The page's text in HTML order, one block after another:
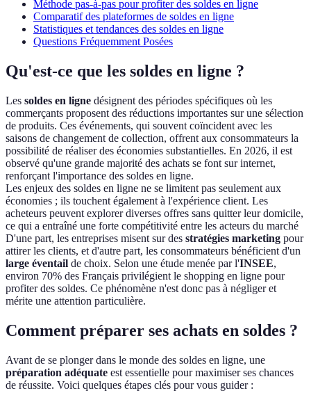
Méthode pas-à-pas pour profiter des soldes en ligne
Comparatif des plateformes de soldes en ligne
Statistiques et tendances des soldes en ligne
Questions Fréquemment Posées
Qu'est-ce que les soldes en ligne ?
Les soldes en ligne désignent des périodes spécifiques où les
commerçants proposent des réductions importantes sur une sélection
de produits. Ces événements, qui souvent coïncident avec les
saisons de changement de collection, offrent aux consommateurs la
possibilité de réaliser des économies substantielles. En 2026, il est
observé qu'une grande majorité des achats se font sur internet,
renforçant l'importance des soldes en ligne.
Les enjeux des soldes en ligne ne se limitent pas seulement aux
économies ; ils touchent également à l'expérience client. Les
acheteurs peuvent explorer diverses offres sans quitter leur domicile,
ce qui a entraîné une forte compétitivité entre les acteurs du marché
D'une part, les entreprises misent sur des stratégies marketing pour
attirer les clients, et d'autre part, les consommateurs bénéficient d'un
large éventail de choix. Selon une étude menée par l'INSEE,
environ 70% des Français privilégient le shopping en ligne pour
profiter des soldes. Ce phénomène n'est donc pas à négliger et
mérite une attention particulière.
Comment préparer ses achats en soldes ?
Avant de se plonger dans le monde des soldes en ligne, une
préparation adéquate est essentielle pour maximiser ses chances
de réussite. Voici quelques étapes clés pour vous guider :